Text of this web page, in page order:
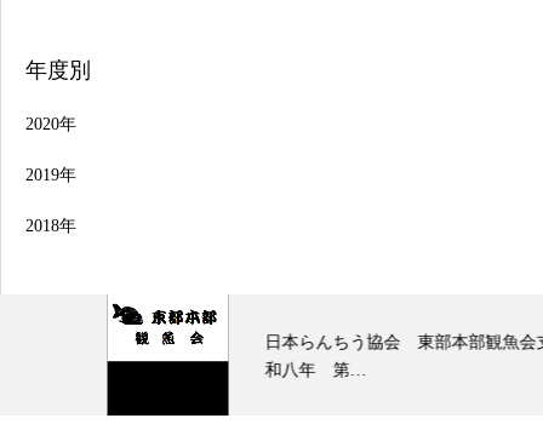
年度別
2020年
2019年
2018年
日本らんちう協会 東部本部観魚会支部 令